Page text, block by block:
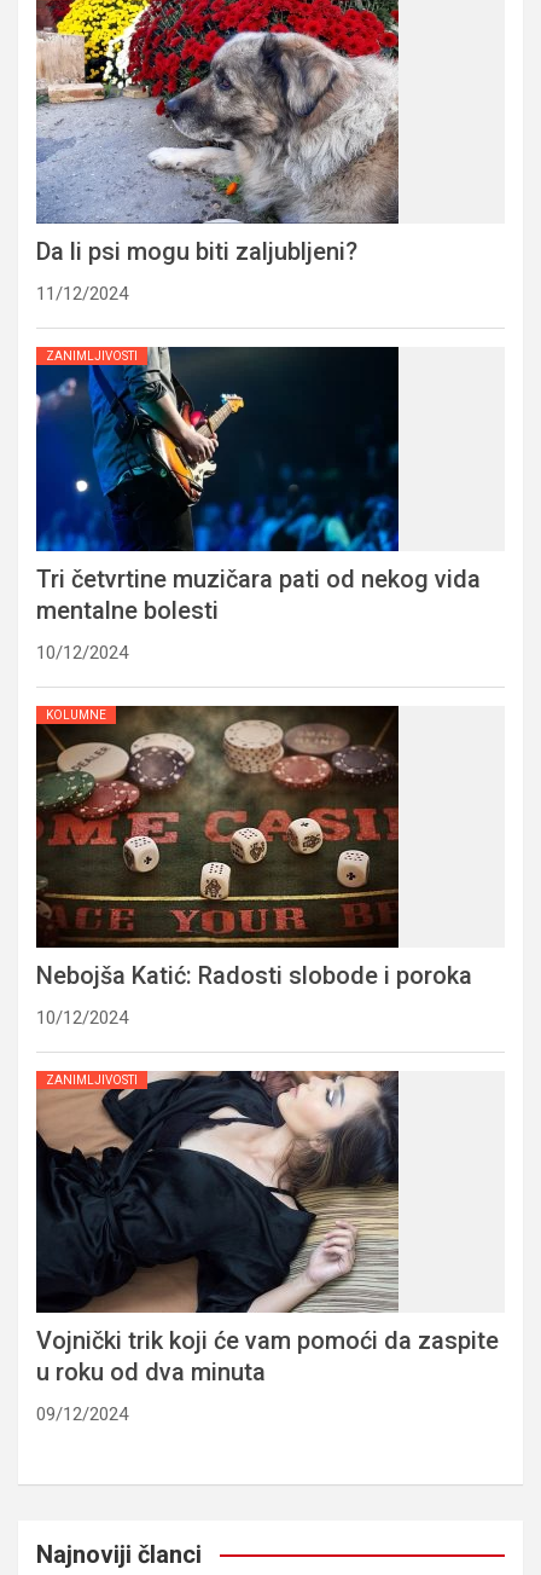
Da li psi mogu biti zaljubljeni?
11/12/2024
ZANIMLJIVOSTI
Tri četvrtine muzičara pati od nekog vida
mentalne bolesti
10/12/2024
KOLUMNE
Nebojša Katić: Radosti slobode i poroka
10/12/2024
ZANIMLJIVOSTI
Vojnički trik koji će vam pomoći da zaspite
u roku od dva minuta
09/12/2024
Najnoviji članci